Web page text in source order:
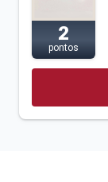
2
pontos